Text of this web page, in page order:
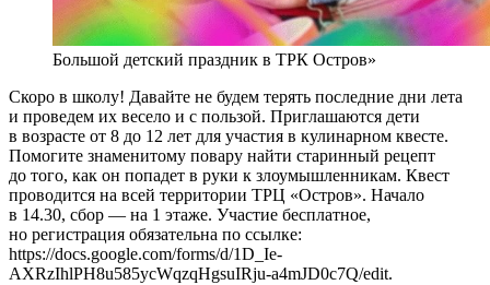
Большой детский праздник в ТРК Остров»
Скоро в школу! Давайте не будем терять последние дни лета
и проведем их весело и с пользой. Приглашаются дети
в возрасте от 8 до 12 лет для участия в кулинарном квесте.
Помогите знаменитому повару найти старинный рецепт
до того, как он попадет в руки к злоумышленникам. Квест
проводится на всей территории ТРЦ «Остров». Начало
в 14.30, сбор — на 1 этаже. Участие бесплатное,
но регистрация обязательна по ссылке:
https://docs.google.com/forms/d/1D_Ie-
AXRzIhlPH8u585ycWqzqHgsuIRju-a4mJD0c7Q/edit.